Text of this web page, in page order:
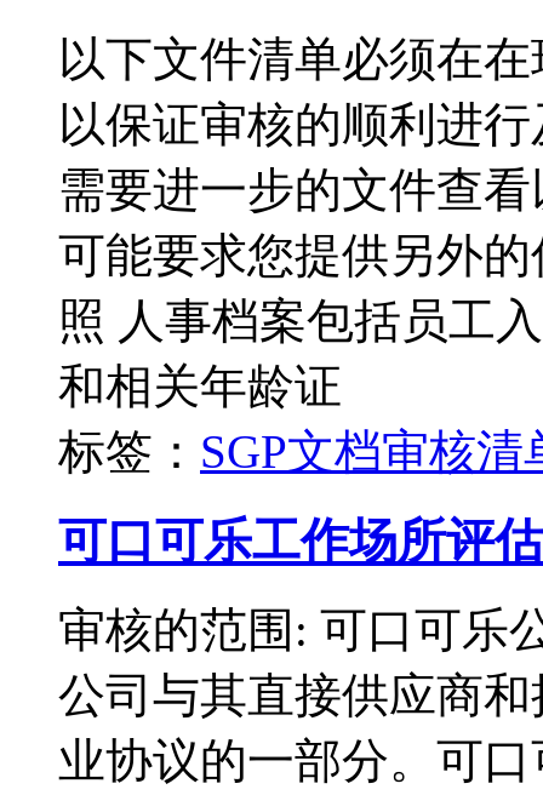
以下文件清单必须在
以保证审核的顺利进
需要进一步的文件查
可能要求您提供另外
照 人事档案包括员工
和相关年龄证
标签： SGP文档审核清
可口可乐工作场所评
审核的范围: 可口可乐
公司与其直接供应商
业协议的一部分。可